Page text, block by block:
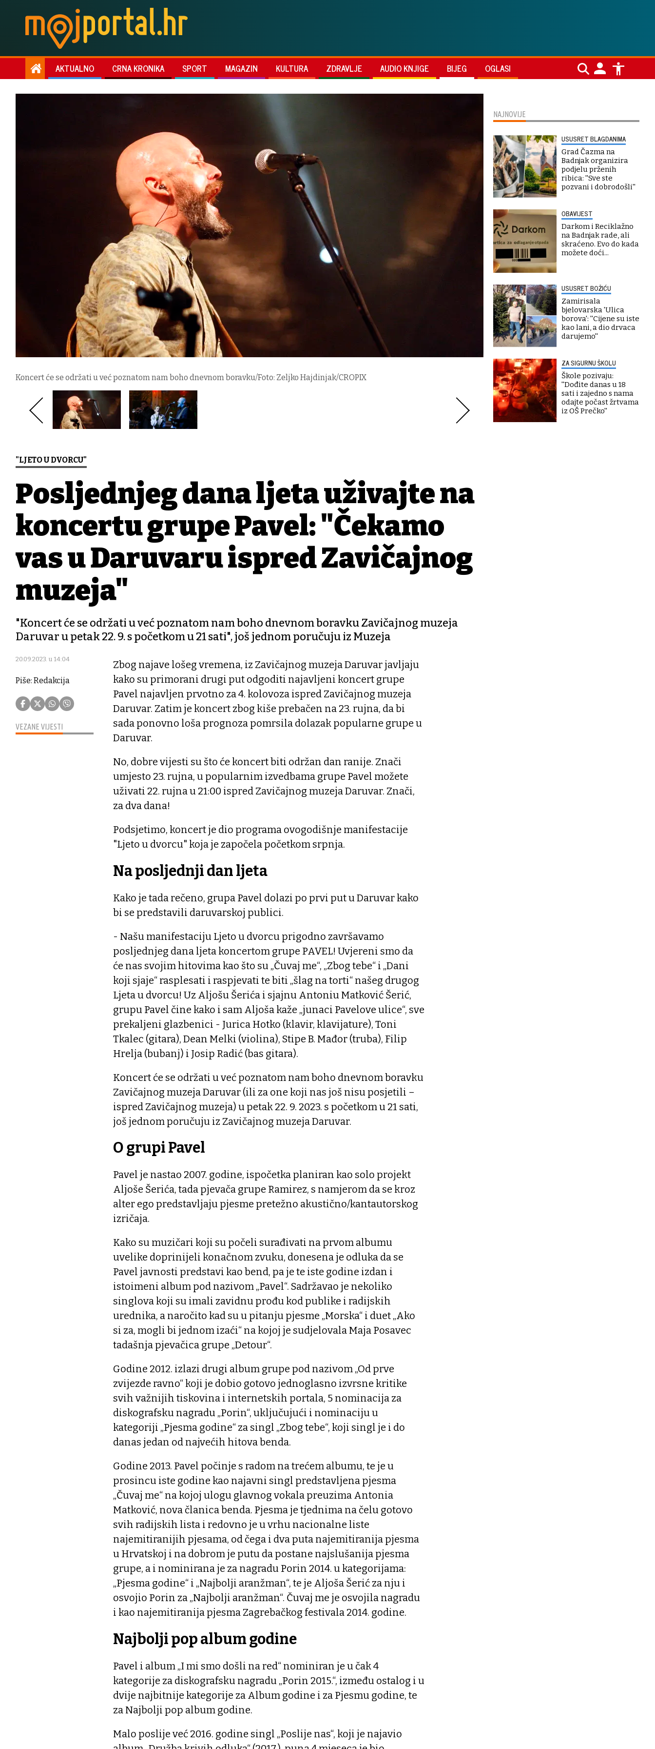
AKTUALNO CRNA KRONIKA SPORT MAGAZIN KULTURA ZDRAVLJE AUDIO KNJIGE BIJEG OGLASI
Koncert će se održati u već poznatom nam boho dnevnom boravku/Foto: Zeljko Hajdinjak/CROPIX
"LJETO U DVORCU"
Posljednjeg dana ljeta uživajte na
koncertu grupe Pavel: "Čekamo
vas u Daruvaru ispred Zavičajnog
muzeja"
"Koncert će se održati u već poznatom nam boho dnevnom boravku Zavičajnog muzeja
Daruvar u petak 22. 9. s početkom u 21 sati", još jednom poručuju iz Muzeja
20.09.2023. u 14:04
Piše: Redakcija
VEZANE VIJESTI
Zbog najave lošeg vremena, iz Zavičajnog muzeja Daruvar javljaju
kako su primorani drugi put odgoditi najavljeni koncert grupe
Pavel najavljen prvotno za 4. kolovoza ispred Zavičajnog muzeja
Daruvar. Zatim je koncert zbog kiše prebačen na 23. rujna, da bi
sada ponovno loša prognoza pomrsila dolazak popularne grupe u
Daruvar.
No, dobre vijesti su što će koncert biti održan dan ranije. Znači
umjesto 23. rujna, u popularnim izvedbama grupe Pavel možete
uživati 22. rujna u 21:00 ispred Zavičajnog muzeja Daruvar. Znači,
za dva dana!
Podsjetimo, koncert je dio programa ovogodišnje manifestacije
"Ljeto u dvorcu" koja je započela početkom srpnja.
Na posljednji dan ljeta
Kako je tada rečeno, grupa Pavel dolazi po prvi put u Daruvar kako
bi se predstavili daruvarskoj publici.
- Našu manifestaciju Ljeto u dvorcu prigodno završavamo
posljednjeg dana ljeta koncertom grupe PAVEL! Uvjereni smo da
će nas svojim hitovima kao što su „Čuvaj me“, „Zbog tebe“ i „Dani
koji sjaje“ rasplesati i raspjevati te biti „šlag na torti“ našeg drugog
Ljeta u dvorcu! Uz Aljošu Šerića i sjajnu Antoniu Matković Šerić,
grupu Pavel čine kako i sam Aljoša kaže „junaci Pavelove ulice“, sve
prekaljeni glazbenici - Jurica Hotko (klavir, klavijature), Toni
Tkalec (gitara), Dean Melki (violina), Stipe B. Mađor (truba), Filip
Hrelja (bubanj) i Josip Radić (bas gitara).
Koncert će se održati u već poznatom nam boho dnevnom boravku
Zavičajnog muzeja Daruvar (ili za one koji nas još nisu posjetili –
ispred Zavičajnog muzeja) u petak 22. 9. 2023. s početkom u 21 sati,
još jednom poručuju iz Zavičajnog muzeja Daruvar.
O grupi Pavel
Pavel je nastao 2007. godine, ispočetka planiran kao solo projekt
Aljoše Šerića, tada pjevača grupe Ramirez, s namjerom da se kroz
alter ego predstavljaju pjesme pretežno akustično/kantautorskog
izričaja.
Kako su muzičari koji su počeli surađivati na prvom albumu
uvelike doprinijeli konačnom zvuku, donesena je odluka da se
Pavel javnosti predstavi kao bend, pa je te iste godine izdan i
istoimeni album pod nazivom „Pavel“. Sadržavao je nekoliko
singlova koji su imali zavidnu prođu kod publike i radijskih
urednika, a naročito kad su u pitanju pjesme „Morska“ i duet „Ako
si za, mogli bi jednom izaći“ na kojoj je sudjelovala Maja Posavec
tadašnja pjevačica grupe „Detour“.
Godine 2012. izlazi drugi album grupe pod nazivom „Od prve
zvijezde ravno“ koji je dobio gotovo jednoglasno izvrsne kritike
svih važnijih tiskovina i internetskih portala, 5 nominacija za
diskografsku nagradu „Porin“, uključujući i nominaciju u
kategoriji „Pjesma godine“ za singl „Zbog tebe“, koji singl je i do
danas jedan od najvećih hitova benda.
Godine 2013. Pavel počinje s radom na trećem albumu, te je u
prosincu iste godine kao najavni singl predstavljena pjesma
„Čuvaj me“ na kojoj ulogu glavnog vokala preuzima Antonia
Matković, nova članica benda. Pjesma je tjednima na čelu gotovo
svih radijskih lista i redovno je u vrhu nacionalne liste
najemitiranijih pjesama, od čega i dva puta najemitiranija pjesma
u Hrvatskoj i na dobrom je putu da postane najslušanija pjesma
grupe, a i nominirana je za nagradu Porin 2014. u kategorijama:
„Pjesma godine“ i „Najbolji aranžman“, te je Aljoša Šerić za nju i
osvojio Porin za „Najbolji aranžman“. Čuvaj me je osvojila nagradu
i kao najemitiranija pjesma Zagrebačkog festivala 2014. godine.
Najbolji pop album godine
Pavel i album „I mi smo došli na red“ nominiran je u čak 4
kategorije za diskografsku nagradu „Porin 2015.“, između ostalog i u
dvije najbitnije kategorije za Album godine i za Pjesmu godine, te
za Najbolji pop album godine.
Malo poslije već 2016. godine singl „Poslije nas“, koji je najavio
NAJNOVIJE
USUSRET BLAGDANIMA
Grad Čazma na
Badnjak organizira
podjelu prženih
ribica: ''Sve ste
pozvani i dobrodošli''
OBAVIJEST
Darkom i Reciklažno
na Badnjak rade, ali
skraćeno. Evo do kada
možete doći...
USUSRET BOŽIĆU
Zamirisala
bjelovarska 'Ulica
borova': ''Cijene su iste
kao lani, a dio drvaca
darujemo''
ZA SIGURNU ŠKOLU
Škole pozivaju:
''Dođite danas u 18
sati i zajedno s nama
odajte počast žrtvama
iz OŠ Prečko''